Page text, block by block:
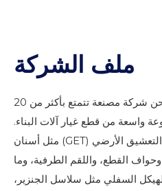
ملف الشركة
تأسست في عام 2002، ونحن شركة مصنعة تتمتع بأكثر من 20
واسعة من قطع غيار آلات البناء.
تشمل منتجاتنا الرئيسية أدوات التعشيق الأرضي (GET) مثل أسنان
القطع، واللقم الطرفية، وما
السفلي مثل سلاسل الجنزير،